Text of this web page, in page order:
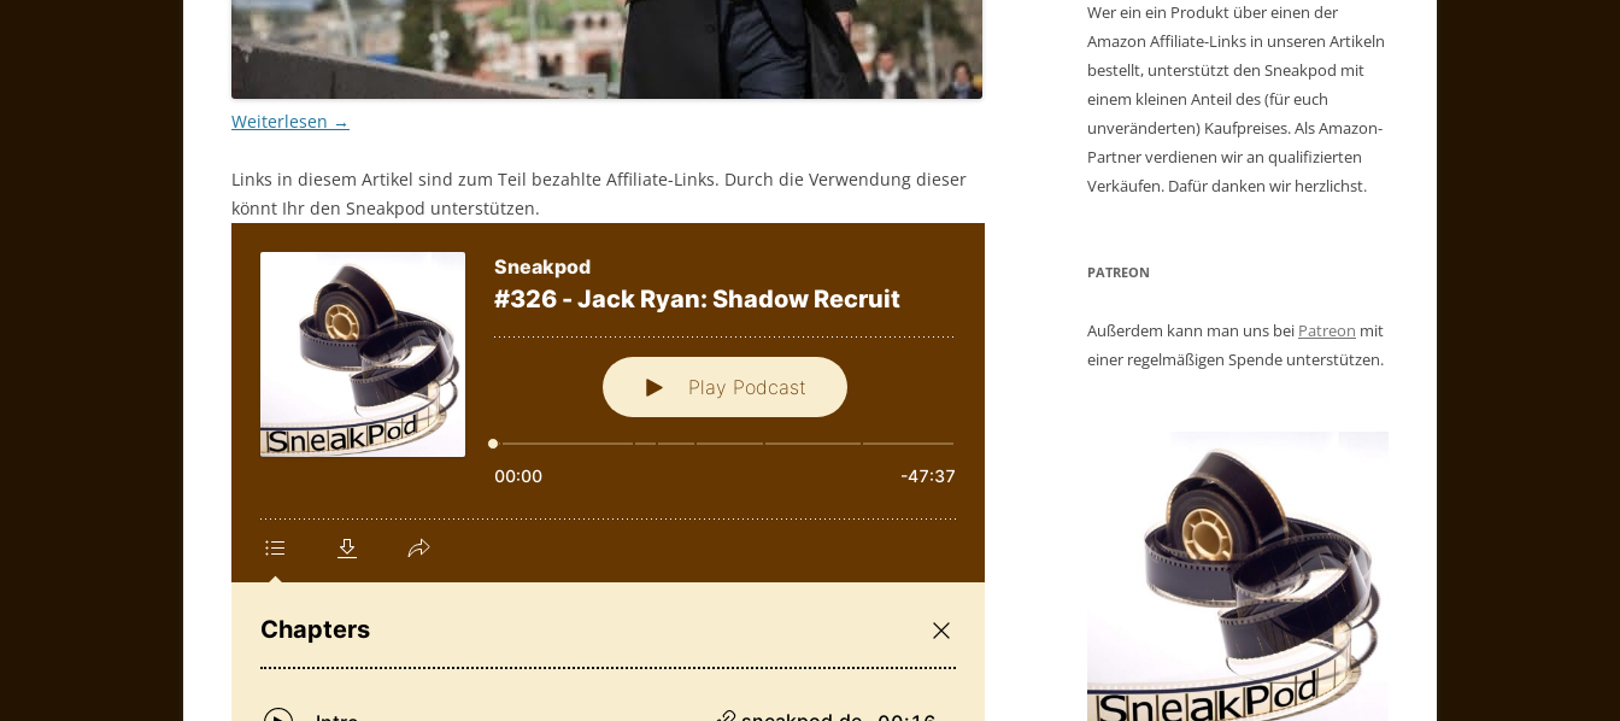
Weiterlesen →
Links in diesem Artikel sind zum Teil bezahlte Affiliate-Links. Durch die Verwendung dieser
könnt Ihr den Sneakpod unterstützen.
Wer ein ein Produkt über einen der
Amazon Affiliate-Links in unseren Artikeln
bestellt, unterstützt den Sneakpod mit
einem kleinen Anteil des (für euch
unveränderten) Kaufpreises. Als Amazon-
Partner verdienen wir an qualifizierten
Verkäufen. Dafür danken wir herzlichst.
PATREON
Außerdem kann man uns bei Patreon mit
einer regelmäßigen Spende unterstützen.